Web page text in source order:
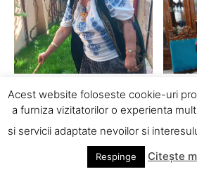
Vrăjitoarea Anastasia
Venus a făcut ritualuri de
împreunare și pentru
noaptea de Sânziene
24/06/2026
mai
© Newspaper Theme by tagDiv | All
Acest website foloseste cookie-uri
a furniza vizitatorilor o experienta
si servicii adaptate nevoilor si
Respinge Citește